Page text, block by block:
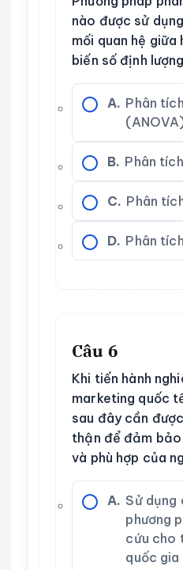
nào được sử
mối quan hệ giữa
biến số định
A. Phân
B. Phân
C. Phân
D. Phân
Câu 6
Khi tiến hành
marketing quốc
sau đây cần
thận để đảm
và phù hợp của
A. Sử dụng
phương
cứu cho
quốc gia